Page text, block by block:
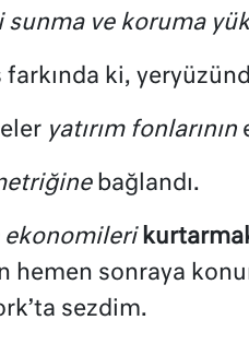
ve koruma
ki,
yatırım fonlarının
bağlandı.
ekonomileri
sonraya
sezdim.